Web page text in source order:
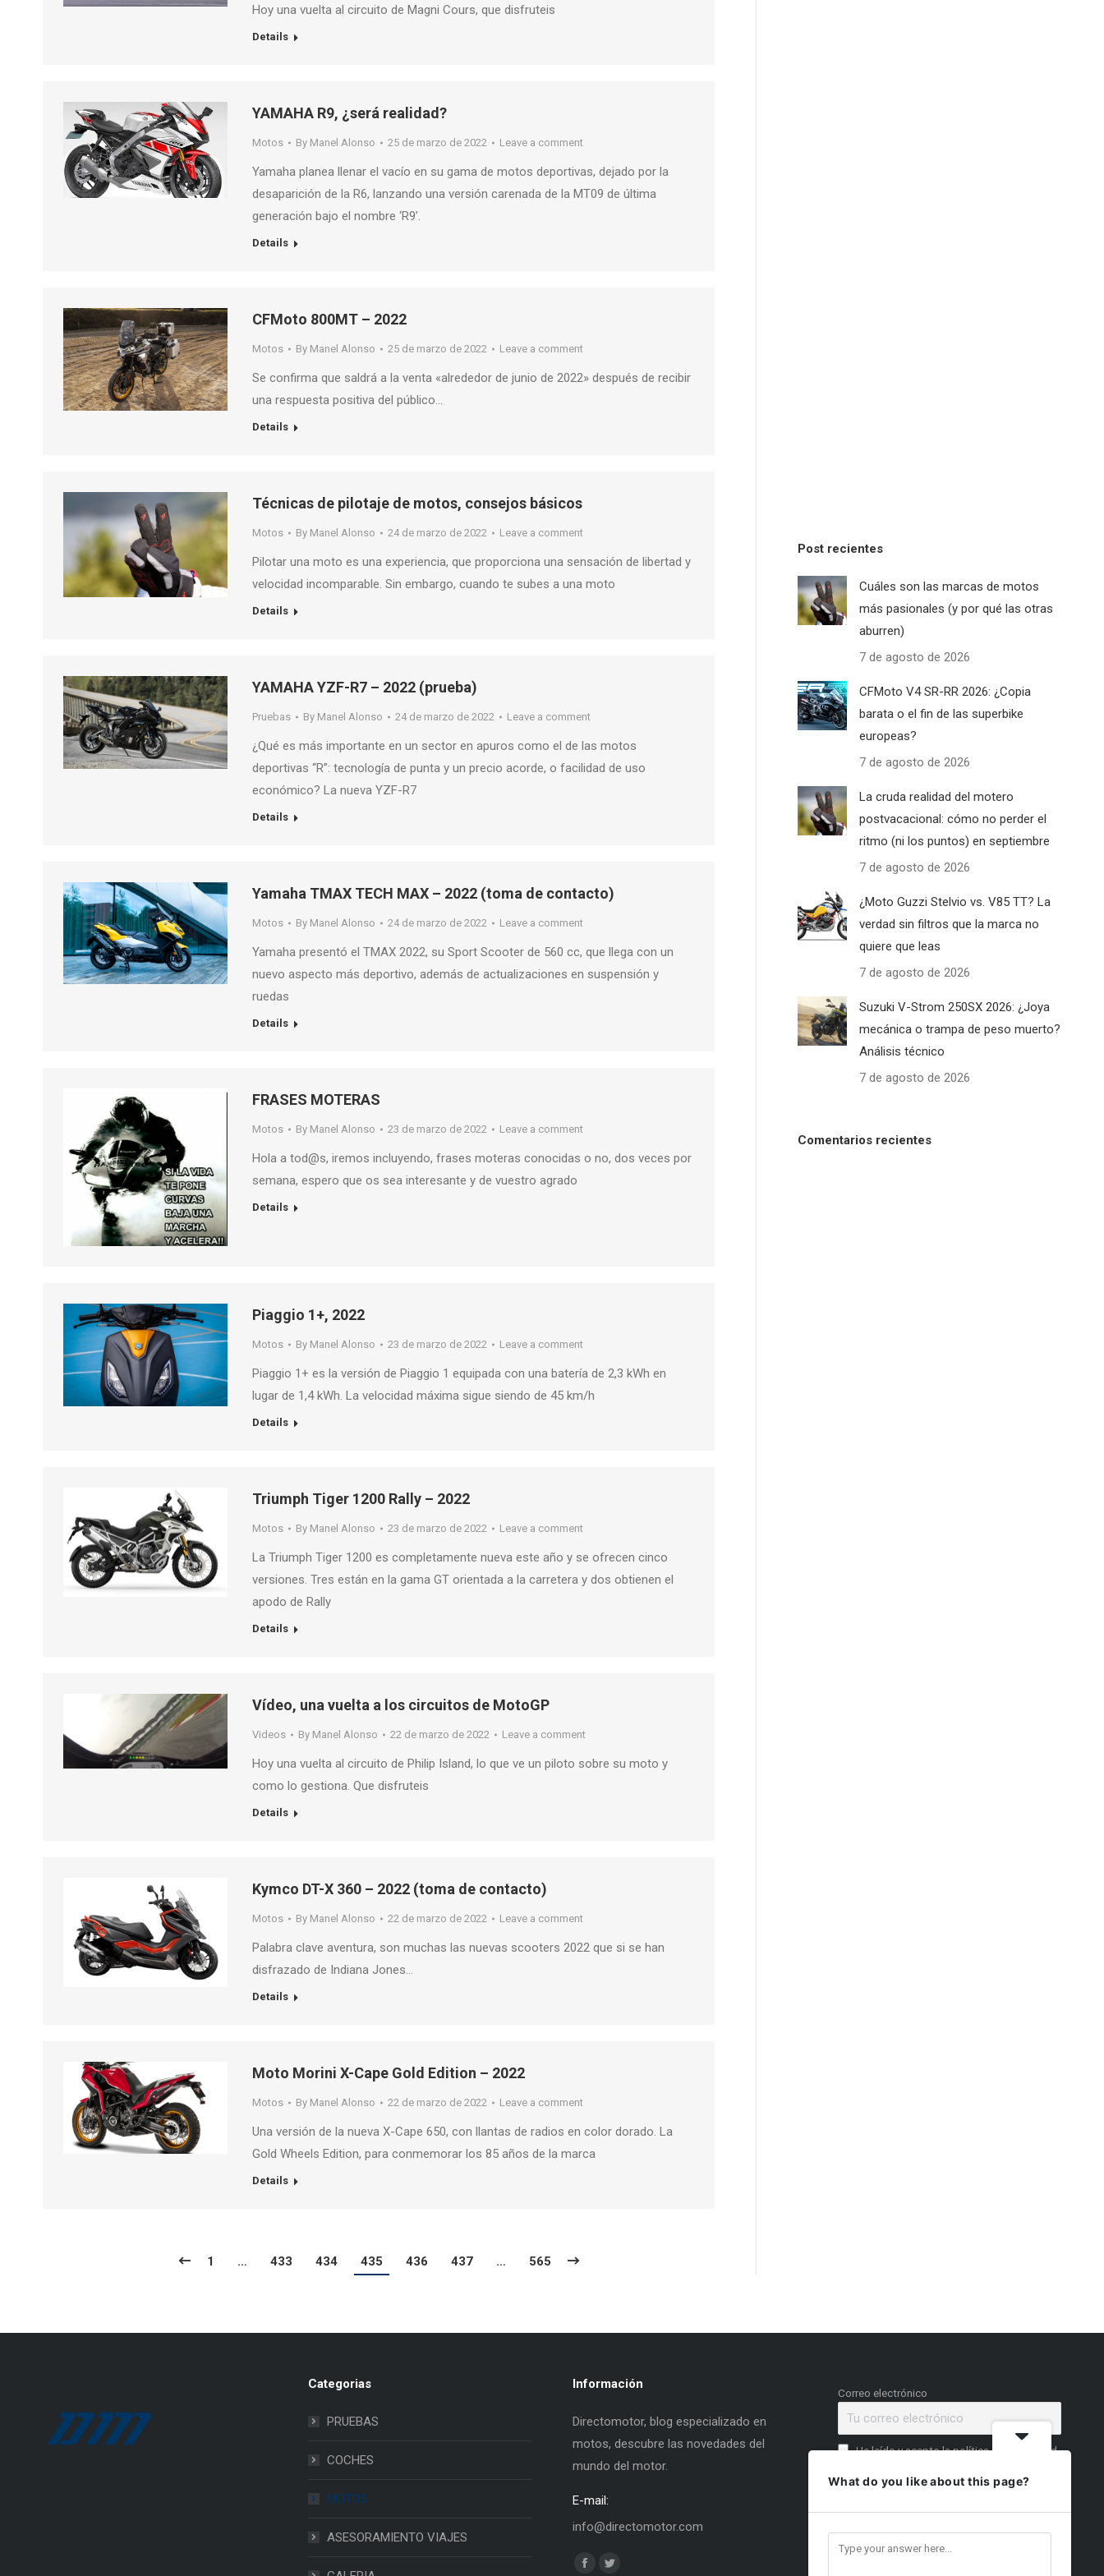
Hoy una vuelta al circuito de Magni Cours, que disfruteis
Details
YAMAHA R9, ¿será realidad?
Motos By Manel Alonso 25 de marzo de 2022 Leave a comment
Yamaha planea llenar el vacío en su gama de motos deportivas, dejado por la
desaparición de la R6, lanzando una versión carenada de la MT09 de última
generación bajo el nombre ‘R9’.
Details
CFMoto 800MT – 2022
Motos By Manel Alonso 25 de marzo de 2022 Leave a comment
Se confirma que saldrá a la venta «alrededor de junio de 2022» después de recibir
una respuesta positiva del público…
Details
Técnicas de pilotaje de motos, consejos básicos
Motos By Manel Alonso 24 de marzo de 2022 Leave a comment
Pilotar una moto es una experiencia, que proporciona una sensación de libertad y
velocidad incomparable. Sin embargo, cuando te subes a una moto
Details
YAMAHA YZF-R7 – 2022 (prueba)
Pruebas By Manel Alonso 24 de marzo de 2022 Leave a comment
¿Qué es más importante en un sector en apuros como el de las motos
deportivas “R”: tecnología de punta y un precio acorde, o facilidad de uso
económico? La nueva YZF-R7
Details
Yamaha TMAX TECH MAX – 2022 (toma de contacto)
Motos By Manel Alonso 24 de marzo de 2022 Leave a comment
Yamaha presentó el TMAX 2022, su Sport Scooter de 560 cc, que llega con un
nuevo aspecto más deportivo, además de actualizaciones en suspensión y
ruedas
Details
FRASES MOTERAS
Motos By Manel Alonso 23 de marzo de 2022 Leave a comment
Hola a tod@s, iremos incluyendo, frases moteras conocidas o no, dos veces por
semana, espero que os sea interesante y de vuestro agrado
Details
Piaggio 1+, 2022
Motos By Manel Alonso 23 de marzo de 2022 Leave a comment
Piaggio 1+ es la versión de Piaggio 1 equipada con una batería de 2,3 kWh en
lugar de 1,4 kWh. La velocidad máxima sigue siendo de 45 km/h
Details
Triumph Tiger 1200 Rally – 2022
Motos By Manel Alonso 23 de marzo de 2022 Leave a comment
La Triumph Tiger 1200 es completamente nueva este año y se ofrecen cinco
versiones. Tres están en la gama GT orientada a la carretera y dos obtienen el
apodo de Rally
Details
Vídeo, una vuelta a los circuitos de MotoGP
Videos By Manel Alonso 22 de marzo de 2022 Leave a comment
Hoy una vuelta al circuito de Philip Island, lo que ve un piloto sobre su moto y
como lo gestiona. Que disfruteis
Details
Kymco DT-X 360 – 2022 (toma de contacto)
Motos By Manel Alonso 22 de marzo de 2022 Leave a comment
Palabra clave aventura, son muchas las nuevas scooters 2022 que si se han
disfrazado de Indiana Jones…
Details
Moto Morini X-Cape Gold Edition – 2022
Motos By Manel Alonso 22 de marzo de 2022 Leave a comment
Una versión de la nueva X-Cape 650, con llantas de radios en color dorado. La
Gold Wheels Edition, para conmemorar los 85 años de la marca
Details
1 … 433 434 435 436 437 … 565
Post recientes
Cuáles son las marcas de motos
más pasionales (y por qué las otras
aburren)
7 de agosto de 2026
CFMoto V4 SR-RR 2026: ¿Copia
barata o el fin de las superbike
europeas?
7 de agosto de 2026
La cruda realidad del motero
postvacacional: cómo no perder el
ritmo (ni los puntos) en septiembre
7 de agosto de 2026
¿Moto Guzzi Stelvio vs. V85 TT? La
verdad sin filtros que la marca no
quiere que leas
7 de agosto de 2026
Suzuki V-Strom 250SX 2026: ¿Joya
mecánica o trampa de peso muerto?
Análisis técnico
7 de agosto de 2026
Comentarios recientes
Categorias
PRUEBAS
COCHES
MOTOS
ASESORAMIENTO VIAJES
Información
Directomotor, blog especializado en
motos, descubre las novedades del
mundo del motor.
E-mail:
info@directomotor.com
Find us on:
Facebook
Twitter
Correo electrónico
He leído y acepto la política de privacidad
What do you like about this page?